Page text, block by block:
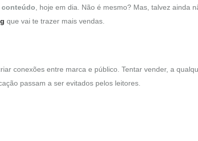
conteúdo, hoje em dia. Não é mesmo? Mas, talvez ainda
que vai te trazer mais vendas.
conexões entre marca e público. Tentar vender, a
passam a ser evitados pelos leitores.